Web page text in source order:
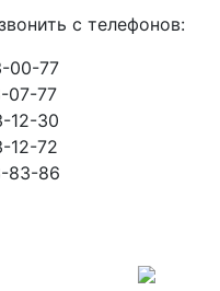
с телефонов:
00-77
07-77
12-30
12-72
83-86